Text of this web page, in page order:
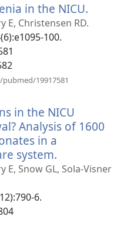
in the NICU.
E, Christensen RD.
100.
19917581
in the NICU
Analysis of 1600
in a
system.
uuden
E, Snow GL, Sola-Visner
6.